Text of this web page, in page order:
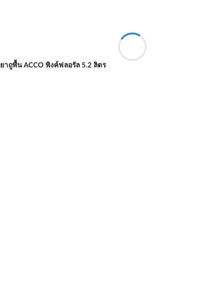
าถูพื้น ACCO พิงค์ฟลอรัล 5.2 ลิตร